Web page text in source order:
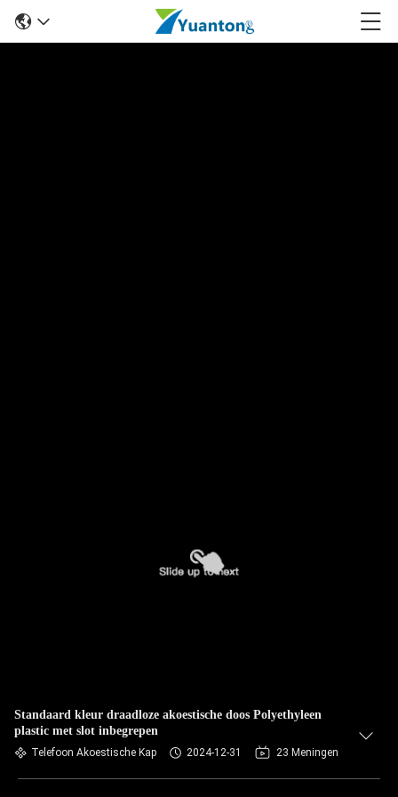
Standaard kleur draadloze akoestische doos Polyethyleen
plastic met slot inbegrepen
Telefoon Akoestische Kap 2024-12-31 23 Meningen